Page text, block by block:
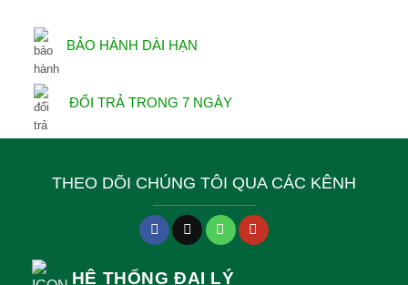
BẢO HÀNH DÀI HẠN
ĐỔI TRẢ TRONG 7 NGÀY
THEO DÕI CHÚNG TÔI QUA CÁC KÊNH
HỆ THỐNG ĐẠI LÝ